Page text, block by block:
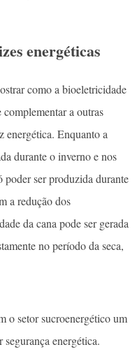
energéticas
como a bioeletricidade
a outras
energética. Enquanto a
durante o inverno e nos
poder ser produzida durante
a redução dos
da cana pode ser gerada
no período da seca,
o setor sucroenergético um
energética.